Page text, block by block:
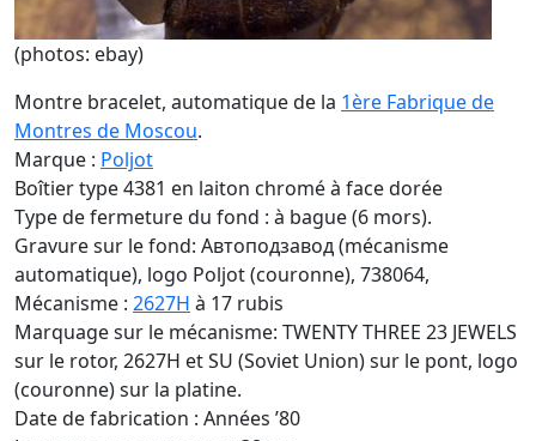
(photos: ebay)
Montre bracelet, automatique de la 1ère Fabrique de
Montres de Moscou.
Marque : Poljot
Boîtier type 4381 en laiton chromé à face dorée
Type de fermeture du fond : à bague (6 mors).
Gravure sur le fond: Aвтоподзавод (mécanisme
automatique), logo Poljot (couronne), 738064,
Mécanisme : 2627H à 17 rubis
Marquage sur le mécanisme: TWENTY THREE 23 JEWELS
sur le rotor, 2627H et SU (Soviet Union) sur le pont, logo
(couronne) sur la platine.
Date de fabrication : Années ’80